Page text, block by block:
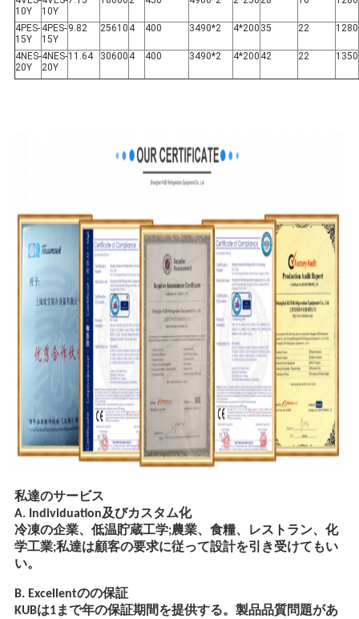
図
プ
シ
ー
ポ
リ
10Y
10Y
4PES-
15Y
4PES-
15Y
9.82 25610 4 400 3490*2 4*200 35 22 1280
4NES-
20Y
4NES-
20Y
11.64 30600 4 400 3490*2 4*200 42 22 1350
私達のサービス
A. Individuation及びカスタム化
冷凍の企業、低温貯蔵工学;農業、食糧、レストラン、化
学工業;私達は顧客の要求に従って設計を引き受けてもい
い。
B. Excellentのの保証
KUBは1まで年の保証期間を提供する。製品品質問題があ